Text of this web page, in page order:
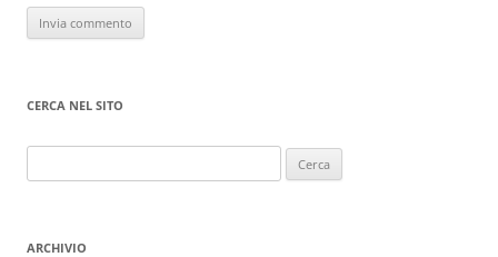
CERCA NEL SITO
per:
ARCHIVIO